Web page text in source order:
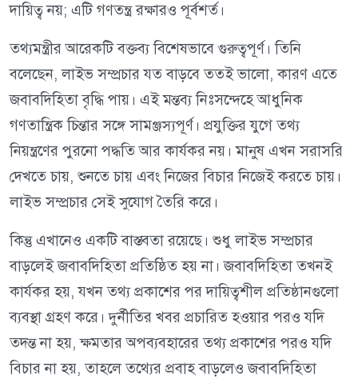
দায়িত্ব নয়; এটি গণতন্ত্র রক্ষারও পূর্বশর্ত।
তথ্যমন্ত্রীর আরেকটি বক্তব্য বিশেষভাবে গুরুত্বপূর্ণ। তিনি
বলেছেন, লাইভ সম্প্রচার যত বাড়বে ততই ভালো, কারণ এতে
জবাবদিহিতা বৃদ্ধি পায়। এই মন্তব্য নিঃসন্দেহে আধুনিক
গণতান্ত্রিক চিন্তার সঙ্গে সামঞ্জস্যপূর্ণ। প্রযুক্তির যুগে তথ্য
নিয়ন্ত্রণের পুরনো পদ্ধতি আর কার্যকর নয়। মানুষ এখন সরাসরি
দেখতে চায়, শুনতে চায় এবং নিজের বিচার নিজেই করতে চায়।
লাইভ সম্প্রচার সেই সুযোগ তৈরি করে।
কিন্তু এখানেও একটি বাস্তবতা রয়েছে। শুধু লাইভ সম্প্রচার
বাড়লেই জবাবদিহিতা প্রতিষ্ঠিত হয় না। জবাবদিহিতা তখনই
কার্যকর হয়, যখন তথ্য প্রকাশের পর দায়িত্বশীল প্রতিষ্ঠানগুলো
ব্যবস্থা গ্রহণ করে। দুর্নীতির খবর প্রচারিত হওয়ার পরও যদি
তদন্ত না হয়, ক্ষমতার অপব্যবহারের তথ্য প্রকাশের পরও যদি
বিচার না হয়, তাহলে তথ্যের প্রবাহ বাড়লেও জবাবদিহিতা